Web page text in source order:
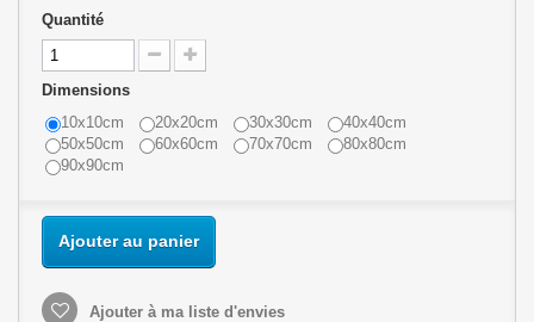
Quantité
Dimensions
10x10cm
20x20cm 30x30cm
40x40cm
50x50cm
60x60cm 70x70cm
80x80cm
90x90cm
Ajouter au panier
Ajouter à ma liste d'envies